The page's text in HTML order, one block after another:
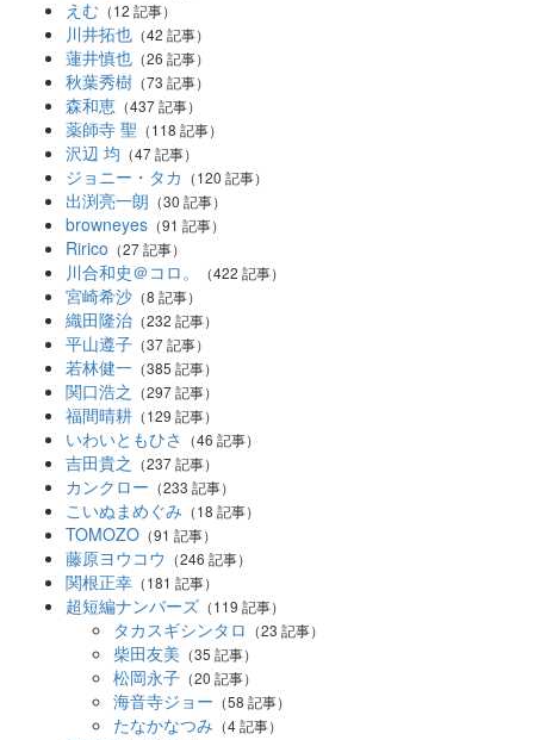
えむ （12 記事）
川井拓也 （42 記事）
蓮井慎也 （26 記事）
秋葉秀樹 （73 記事）
森和恵 （437 記事）
薬師寺 聖 （118 記事）
沢辺 均 （47 記事）
ジョニー・タカ （120 記事）
出渕亮一朗 （30 記事）
browneyes （91 記事）
Ririco （27 記事）
川合和史＠コロ。 （422 記事）
宮崎希沙 （8 記事）
織田隆治 （232 記事）
平山遵子 （37 記事）
若林健一 （385 記事）
関口浩之 （297 記事）
福間晴耕 （129 記事）
いわいともひさ （46 記事）
吉田貴之 （237 記事）
カンクロー （233 記事）
こいぬまめぐみ （18 記事）
TOMOZO （91 記事）
藤原ヨウコウ （246 記事）
関根正幸 （181 記事）
超短編ナンバーズ （119 記事）
タカスギシンタロ （23 記事）
柴田友美 （35 記事）
松岡永子 （20 記事）
海音寺ジョー （58 記事）
たなかなつみ （4 記事）